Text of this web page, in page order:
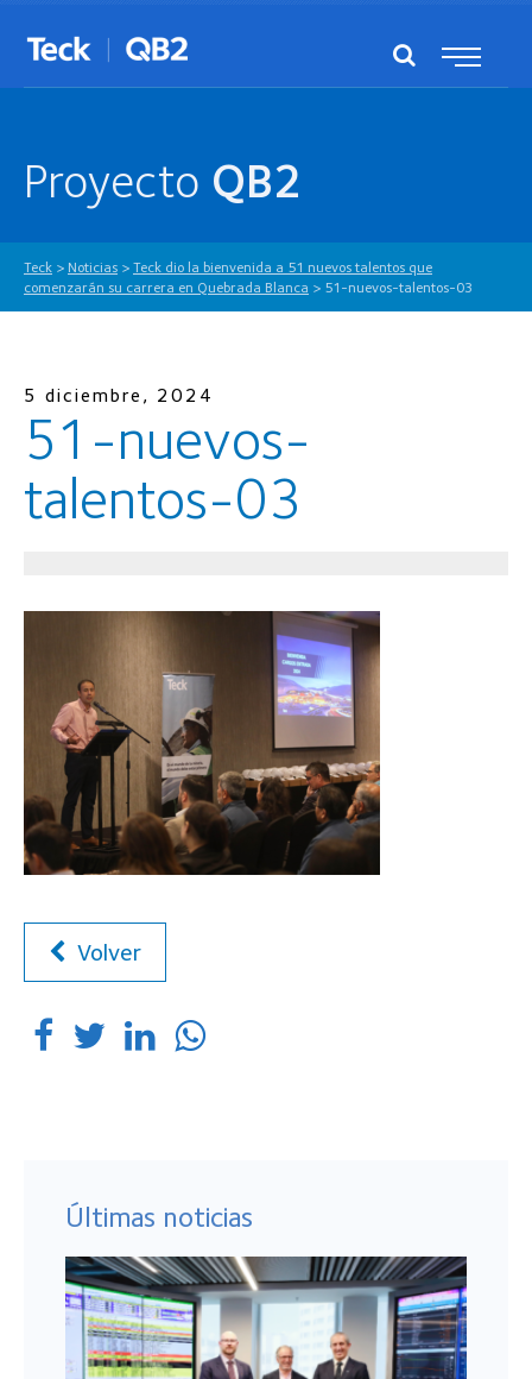
Proyecto QB2
Teck > Noticias > Teck dio la bienvenida a 51 nuevos talentos que
comenzarán su carrera en Quebrada Blanca > 51-nuevos-talentos-03
5 diciembre, 2024
51-nuevos-
talentos-03
Volver
Últimas noticias